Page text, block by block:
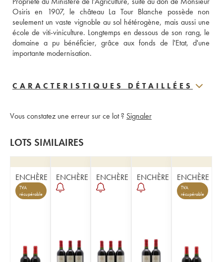
Osiris en 1907, le château La Tour Blanche possède non
seulement un vaste vignoble au sol hétérogène, mais aussi une
école de viti-viniculture. Longtemps en dessous de son rang, le
domaine a pu bénéficier, grâce aux fonds de l'Etat, d'une
importante modernisation.
CARACTERISTIQUES DÉTAILLÉES
Vous constatez une erreur sur ce lot ? Signaler
LOTS SIMILAIRES
ENCHÈRE
TVA
récupérable
ENCHÈRE ENCHÈRE ENCHÈRE ENCHÈRE
TVA
récupérable